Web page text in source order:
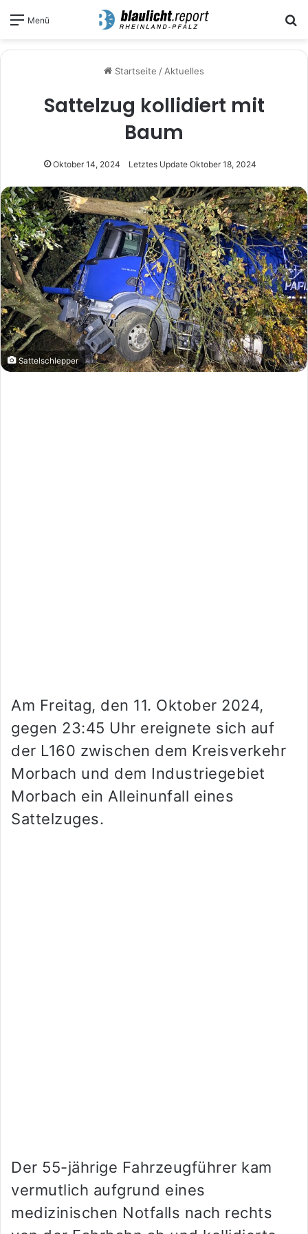
Menü
Startseite / Aktuelles
Sattelzug kollidiert mit
Baum
Oktober 14, 2024 Letztes Update Oktober 18, 2024
Sattelschlepper
Am Freitag, den 11. Oktober 2024,
gegen 23:45 Uhr ereignete sich auf
der L160 zwischen dem Kreisverkehr
Morbach und dem Industriegebiet
Morbach ein Alleinunfall eines
Sattelzuges.
Der 55-jährige Fahrzeugführer kam
vermutlich aufgrund eines
medizinischen Notfalls nach rechts